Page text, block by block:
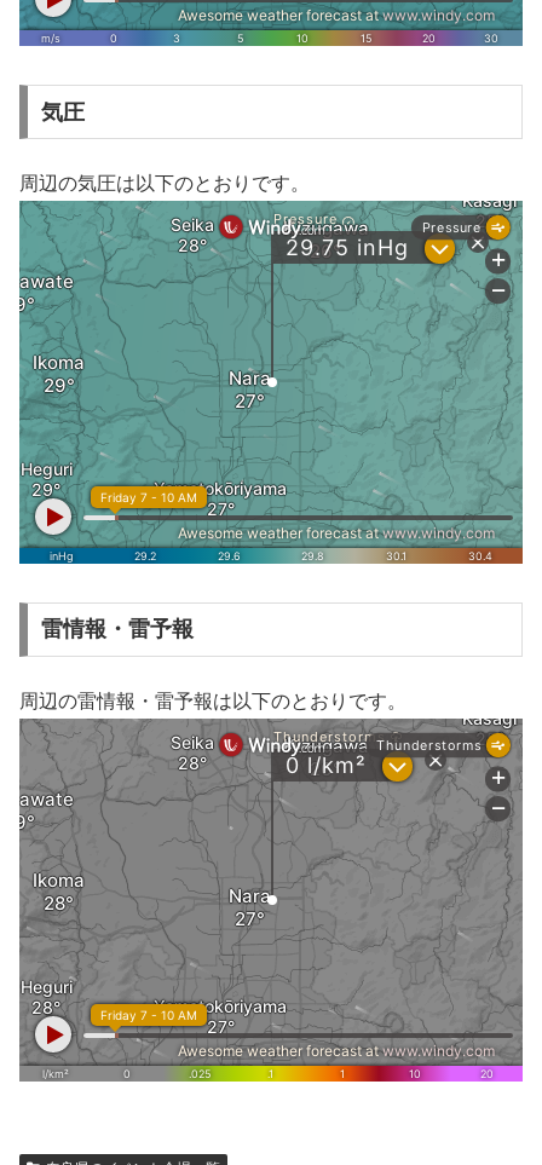
気圧
周辺の気圧は以下のとおりです。
雷情報・雷予報
周辺の雷情報・雷予報は以下のとおりです。